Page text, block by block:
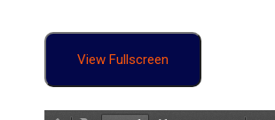
View Fullscreen